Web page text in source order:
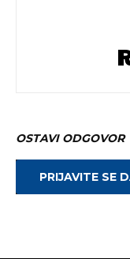
OSTAVI ODGOVOR
PRIJAVITE SE